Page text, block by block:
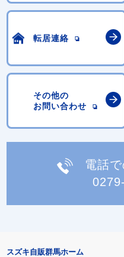
転居連絡
その他の
お問い合わせ
電話
スズキ自販群馬ホーム